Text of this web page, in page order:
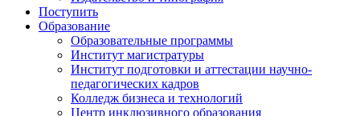
Поступить
Образование
Образовательные программы
Институт магистратуры
Институт подготовки и аттестации научно-
педагогических кадров
Колледж бизнеса и технологий
Центр инклюзивного образования